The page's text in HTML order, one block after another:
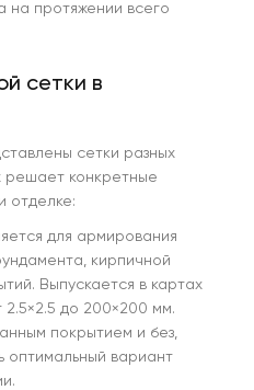
на протяжении всего
сетки в
сетки разных
решает конкретные
отделке:
для армирования
кирпичной
Выпускается в картах
2.5×2.5 до 200×200 мм.
покрытием и без,
оптимальный вариант